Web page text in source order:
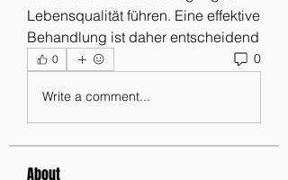
Lebensqualität führen. Eine effektive
0 0
Write a comment...
About